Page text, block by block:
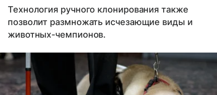
Технология ручного клонирования также
позволит размножать исчезающие виды и
животных-чемпионов.